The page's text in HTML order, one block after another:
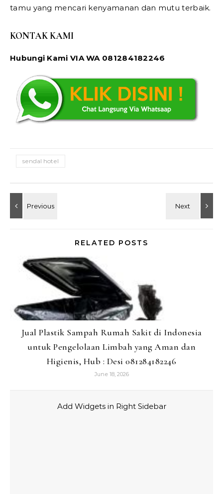
tamu yang mencari kenyamanan dan mutu terbaik.
KONTAK KAMI
Hubungi Kami VIA WA 081284182246
sendal hotel
RELATED POSTS
Jual Plastik Sampah Rumah Sakit di Indonesia
untuk Pengelolaan Limbah yang Aman dan
Higienis, Hub : Desi 081284182246
June 18, 2026
Add Widgets in Right Sidebar